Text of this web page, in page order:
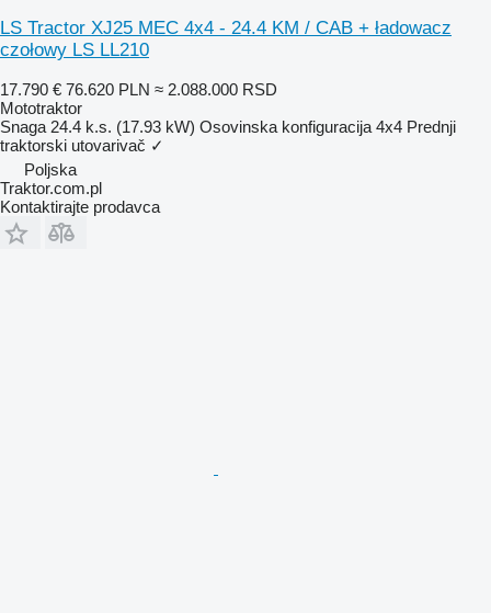
LS Tractor XJ25 MEC 4x4 - 24.4 KM / CAB + ładowacz
czołowy LS LL210
17.790 € 76.620 PLN ≈ 2.088.000 RSD
Mototraktor
Snaga 24.4 k.s. (17.93 kW) Osovinska konfiguracija 4x4 Prednji
traktorski utovarivač ✓
Poljska
Traktor.com.pl
Kontaktirajte prodavca